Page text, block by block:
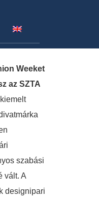
Weeket
az SZTA
szabási
vált. A
designipari